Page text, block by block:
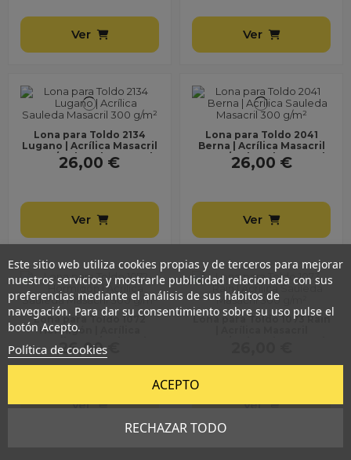
Ver Ver
Lona para Toldo 2134
Lugano | Acrílica Masacril
300 g/m² | Ancho 1,20 m |
Lona sin...
26,00 €
Ver
Lona para Toldo 2041
Berna | Acrílica Masacril
300 g/m² | Ancho 1,20 m |
Lona sin...
26,00 €
Ver
Lona para Toldo 1072
Hormigón | Acrílica
1,20 m | Lona sin...
26,00 €
Ver
Lona para Toldo 1073 Rain
Ver
Este sitio web utiliza cookies propias y de terceros para mejorar
nuestros servicios y mostrarle publicidad relacionada con sus
preferencias mediante el análisis de sus hábitos de
navegación. Para dar su consentimiento sobre su uso pulse el
botón Acepto.
Política de cookies
RECHAZAR TODO
ACEPTO